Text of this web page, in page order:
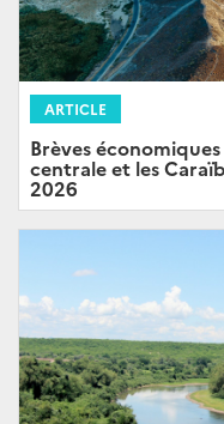
ARTICLE
Brèves
centrale et les
2026